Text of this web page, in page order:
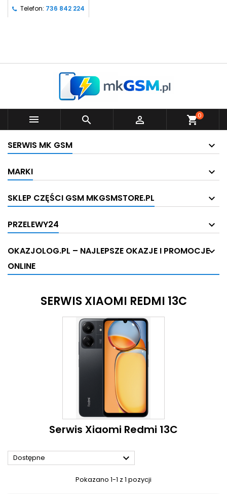
Telefon: 736 842 224
   shopping_cart0
SERWIS MK GSM
MARKI
SKLEP CZĘŚCI GSM MKGSMSTORE.PL
PRZELEWY24
OKAZJOLOG.PL – NAJLEPSZE OKAZJE I PROMOCJE
ONLINE
SERWIS XIAOMI REDMI 13C
Serwis Xiaomi Redmi 13C
Dostępne 
Pokazano 1-1 z 1 pozycji